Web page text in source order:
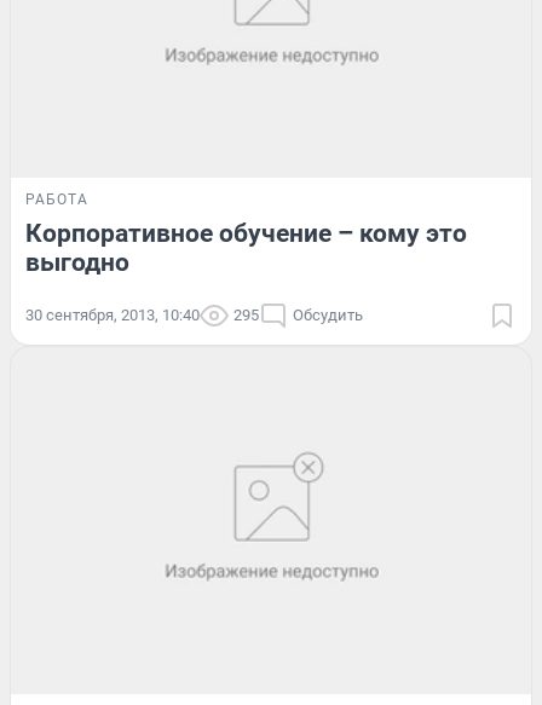
РАБОТА
Корпоративное обучение – кому это
выгодно
30 сентября, 2013, 10:40 295 Обсудить